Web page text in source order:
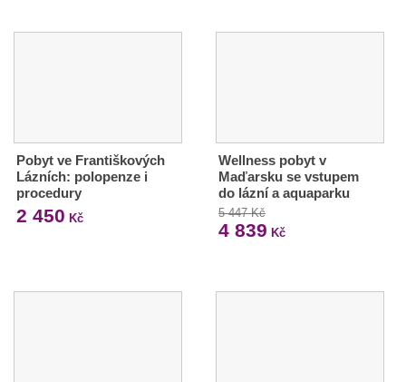
Pobyt ve Františkových
Lázních: polopenze i
procedury
2 450 Kč
Wellness pobyt v
Maďarsku se vstupem
do lázní a aquaparku
5 447 Kč
4 839 Kč